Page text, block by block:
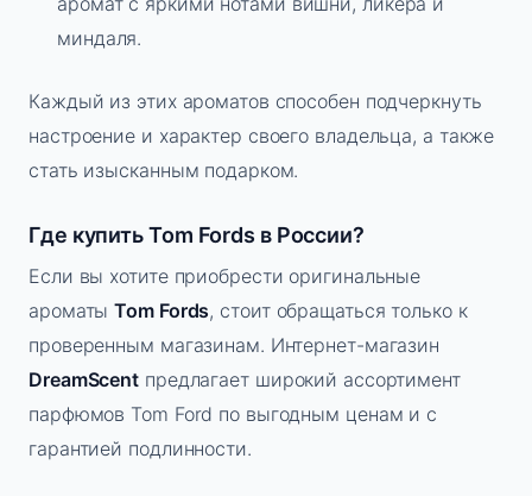
миндаля.
Каждый из этих ароматов способен подчеркнуть
настроение и характер своего владельца, а также
стать изысканным подарком.
Где купить Tom Fords в России?
Если вы хотите приобрести оригинальные
ароматыTom Fords, стоит обращаться только к
проверенным магазинам. Интернет-магазин
DreamScent предлагает широкий ассортимент
парфюмов Tom Ford по выгодным ценам и с
гарантией подлинности.